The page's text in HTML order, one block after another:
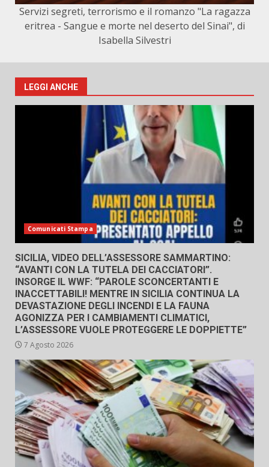
Servizi segreti, terrorismo e il romanzo "La ragazza
eritrea - Sangue e morte nel deserto del Sinai", di
Isabella Silvestri
LEGGI ANCHE
Comunicati Stampa
SICILIA, VIDEO DELL’ASSESSORE SAMMARTINO:
“AVANTI CON LA TUTELA DEI CACCIATORI”.
INSORGE IL WWF: “PAROLE SCONCERTANTI E
INACCETTABILI! MENTRE IN SICILIA CONTINUA LA
DEVASTAZIONE DEGLI INCENDI E LA FAUNA
AGONIZZA PER I CAMBIAMENTI CLIMATICI,
L’ASSESSORE VUOLE PROTEGGERE LE DOPPIETTE”
7 Agosto 2026